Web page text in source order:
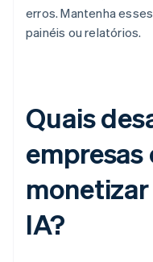
erros. Mantenha
painéis ou relatórios.
Quais
IA?